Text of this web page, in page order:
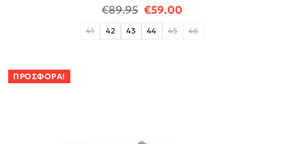
€89.95 Original price was: €89.95.
€59.00Η τρέχουσα τιμή
41 42 43 44 45 46
ΠΡΟΣΦΟΡΆ!